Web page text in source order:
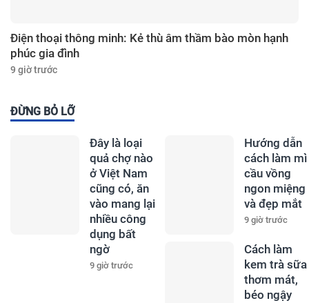
Điện thoại thông minh: Kẻ thù âm thầm bào mòn hạnh
phúc gia đình
9 giờ trước
ĐỪNG BỎ LỠ
Đây là loại
quả chợ nào
ở Việt Nam
cũng có, ăn
vào mang lại
nhiều công
dụng bất
ngờ
9 giờ trước
Hướng dẫn
cách làm mì
cầu vồng
ngon miệng
và đẹp mắt
9 giờ trước
Cách làm
kem trà sữa
thơm mát,
béo ngậy